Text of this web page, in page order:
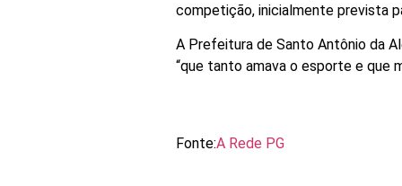
competição, inicialmente prevista
A Prefeitura de Santo Antônio da
“que tanto amava o esporte e que
Fonte:A Rede PG